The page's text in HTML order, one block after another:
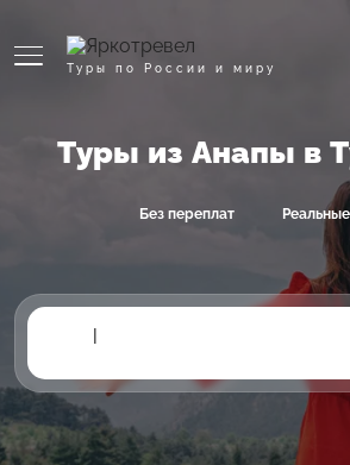
Туры по России и миру
Туры из Анапы в
Без переплат
|